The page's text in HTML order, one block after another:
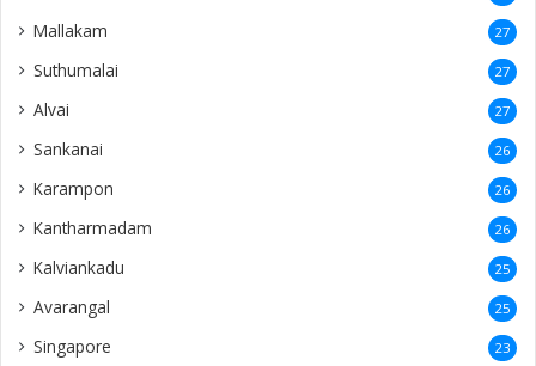
Mallakam 27
Suthumalai 27
Alvai 27
Sankanai 26
Karampon 26
Kantharmadam 26
Kalviankadu 25
Avarangal 25
Singapore 23